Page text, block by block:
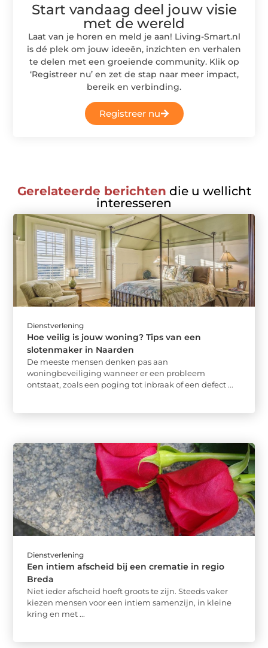
Start vandaag deel jouw visie
met de wereld
Laat van je horen en meld je aan! Living-Smart.nl
is dé plek om jouw ideeën, inzichten en verhalen
te delen met een groeiende community. Klik op
‘Registreer nu’ en zet de stap naar meer impact,
bereik en verbinding.
Registreer nu
Gerelateerde berichten die u wellicht
interesseren
Dienstverlening
Hoe veilig is jouw woning? Tips van een
slotenmaker in Naarden
De meeste mensen denken pas aan
woningbeveiliging wanneer er een probleem
ontstaat, zoals een poging tot inbraak of een defect ...
Dienstverlening
Een intiem afscheid bij een crematie in regio
Breda
Niet ieder afscheid hoeft groots te zijn. Steeds vaker
kiezen mensen voor een intiem samenzijn, in kleine
kring en met ...